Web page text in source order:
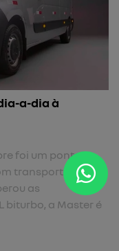
a-dia à
foi um ponto
transporte. E
as
biturbo, a Master é